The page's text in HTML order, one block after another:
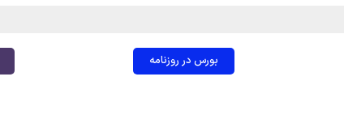
بورس در روزنامه